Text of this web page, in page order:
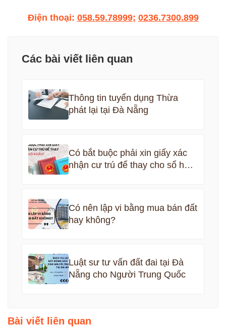
Điện thoại: 058.59.78999; 0236.7300.899
Các bài viết liên quan
Thông tin tuyển dụng Thừa
phát lại tại Đà Nẵng
Có bắt buộc phải xin giấy xác
nhận cư trú để thay cho sổ hộ
khẩu?
Có nên lập vi bằng mua bán đất
hay không?
Luật sư tư vấn đất đai tại Đà
Nẵng cho Người Trung Quốc
Bài viết liên quan